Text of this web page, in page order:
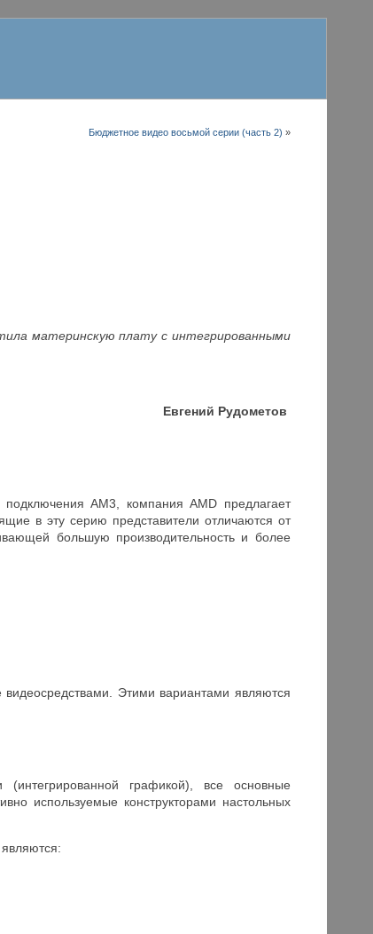
Бюджетное видео восьмой серии (часть 2) »
материнскую плату с интегрированными
Евгений Рудометов
AM3, компания AMD предлагает
в эту серию представители отличаются от
большую производительность и более
Этими вариантами являются
графикой), все основные
используемые конструкторами настольных